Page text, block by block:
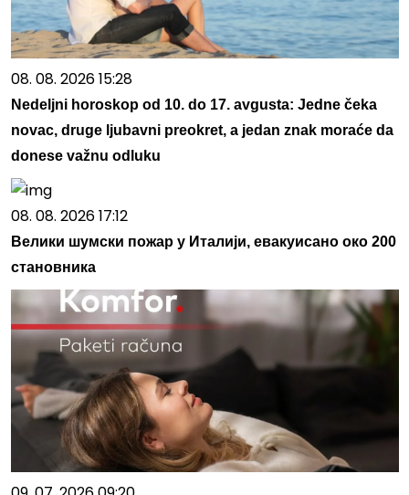
08. 08. 2026 15:28
Nedeljni horoskop od 10. do 17. avgusta: Jedne čeka
novac, druge ljubavni preokret, a jedan znak moraće da
donese važnu odluku
08. 08. 2026 17:12
Велики шумски пожар у Италији, евакуисано око 200
становника